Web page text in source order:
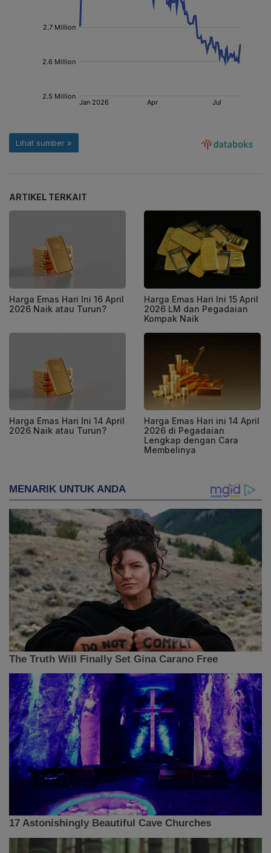
ARTIKEL TERKAIT
Harga Emas Hari Ini 16 April
2026 Naik atau Turun?
Harga Emas Hari Ini 15 April
2026 LM dan Pegadaian
Kompak Naik
Harga Emas Hari Ini 14 April
2026 Naik atau Turun?
Harga Emas Hari ini 14 April
2026 di Pegadaian
Lengkap dengan Cara
Membelinya